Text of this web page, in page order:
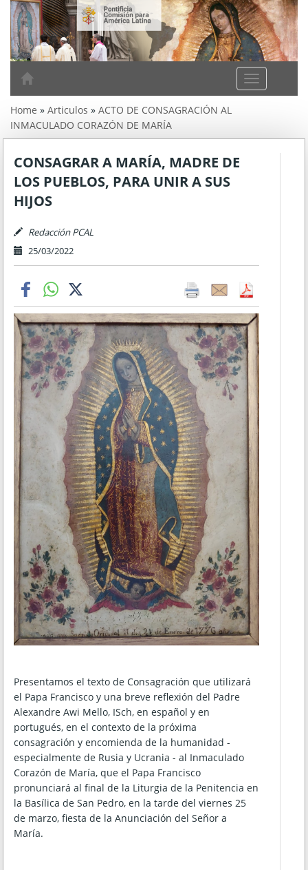
A
m
i
a
Home » Articulos » ACTO DE CONSAGRACIÓN AL
INMACULADO CORAZÓN DE MARÍA
CONSAGRAR A MARÍA, MADRE DE
LOS PUEBLOS, PARA UNIR A SUS
HIJOS
Redacción PCAL
25/03/2022
Presentamos el texto de Consagración que utilizará
el Papa Francisco y una breve reflexión del Padre
Alexandre Awi Mello, ISch, en español y en
portugués, en el contexto de la próxima
consagración y encomienda de la humanidad -
especialmente de Rusia y Ucrania - al Inmaculado
Corazón de María, que el Papa Francisco
pronunciará al final de la Liturgia de la Penitencia en
la Basílica de San Pedro, en la tarde del viernes 25
de marzo, fiesta de la Anunciación del Señor a
María.